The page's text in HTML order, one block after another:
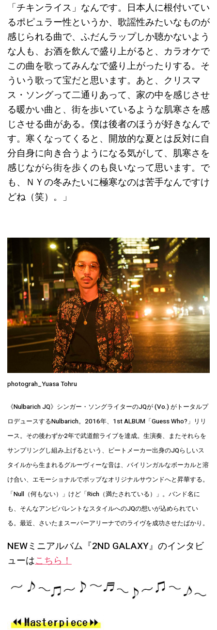
「チキンライス」なんです。日本人に根付いてい
るポピュラー性というか、歌謡性みたいなものが
感じられる曲で、ふだんラップしか聴かないよう
な人も、お酒を飲んで盛り上がると、カラオケで
この曲を歌ってみんなで盛り上がったりする。そ
ういう歌って宝だと思います。あと、クリスマ
ス・ソングって二通りあって、家の中を感じさせ
る暖かい曲と、街を歩いているような肌寒さを感
じさせる曲がある。僕は後者のほうが好きなんで
す。寒くなってくると、開放的な夏とは反対に自
分自身に向き合うようになる気がして、肌寒さを
感じながら街を歩くのも良いなって思います。で
も、ＮＹの冬みたいに極寒なのは苦手なんですけ
どね（笑）。」
photograh_Yuasa Tohru
《Nulbarich JQ》シンガー・ソングライターのJQが (Vo.) がトータルプ
ロデュースするNulbarich。2016年、1st ALBUM「Guess Who?」リリ
ース。その後わずか2年で武道館ライブを達成。生演奏、またそれらを
サンプリングし組み上げるという、ビートメーカー出身のJQらしいス
タイルから生まれるグルーヴィーな音は、バイリンガルなボーカルと溶
け合い、エモーショナルでポップなオリジナルサウンドへと昇華する。
「Null（何もない）」けど「Rich（満たされている）」。バンド名に
も、そんなアンビバレントなスタイルへのJQの想いが込められてい
る。最近、さいたまスーパーアリーナでのライヴを成功させたばかり。
NEWミニアルバム『2ND GALAXY』のインタビ
ューはこちら！